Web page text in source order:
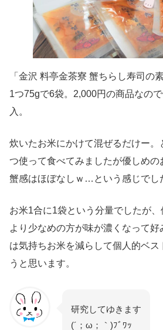
「金沢 料亭金茶寮 蟹ちらし寿司の
1つ75gで6袋。2,000円の商品なの
入。
炊いたお米にかけて混ぜるだけー
つ使って食べてみましたが優しめの
蟹感はほぼなしｗ…という感じでし
お米1合に1袋という分量でしたが
より少なめの方が味が濃くなって
は気持ちお米を減らして個人的ベス
うと思います。
研究してゆきます
(´；ω；｀)ﾌﾞﾜｯ